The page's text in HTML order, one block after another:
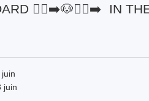
🏃‍♀️‍➡️🐶🏃‍♂️‍➡️ IN
juin